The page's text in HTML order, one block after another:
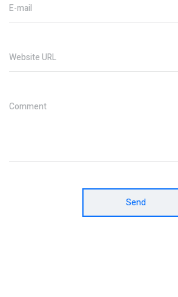
E-mail
Website URL
Comment
Send